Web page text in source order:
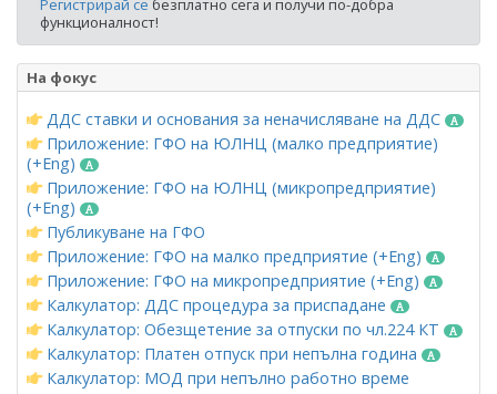
Регистрирай се безплатно сега и получи по-добра
функционалност!
На фокус
ДДС ставки и основания за неначисляване на ДДС
Приложение: ГФО на ЮЛНЦ (малко предприятие)
(+Eng)
Приложение: ГФО на ЮЛНЦ (микропредприятие)
(+Eng)
Публикуване на ГФО
Приложение: ГФО на малко предприятие (+Eng)
Приложение: ГФО на микропредприятие (+Eng)
Калкулатор: ДДС процедура за приспадане
Калкулатор: Обезщетение за отпуски по чл.224 КТ
Калкулатор: Платен отпуск при непълна година
Калкулатор: МОД при непълно работно време